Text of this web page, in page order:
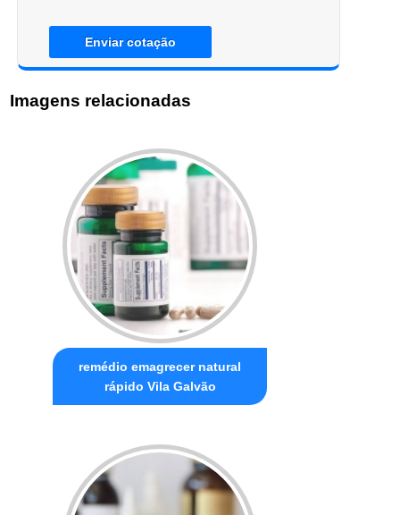
Enviar cotação
Imagens relacionadas
remédio emagrecer natural
rápido Vila Galvão